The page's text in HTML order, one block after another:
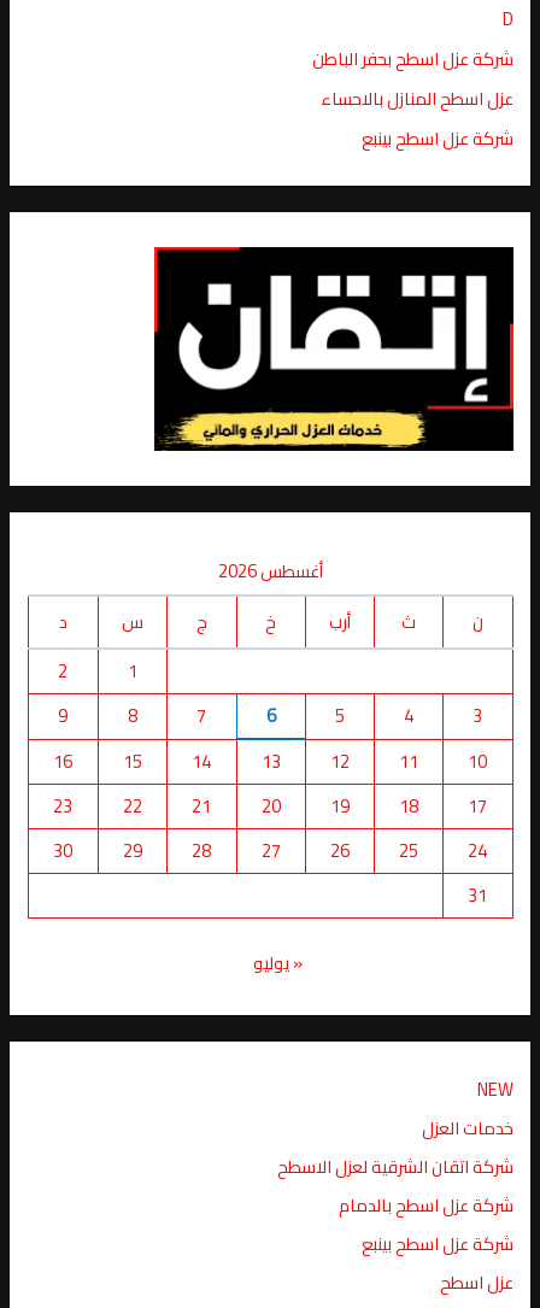
D
شركة عزل اسطح بحفر الباطن
عزل اسطح المنازل بالاحساء
شركة عزل اسطح بينبع
أغسطس 2026
ن
ث أرب خ ج س
د
1
2
3
4
5
6
7
8
9
10
11
12
13
14
15
16
17
18
19
20
21
22
23
24
25
26
27
28
29
30
31
« يوليو
NEW
خدمات العزل
شركة اتقان الشرقية لعزل الاسطح
شركة عزل اسطح بالدمام
شركة عزل اسطح بينبع
عزل اسطح